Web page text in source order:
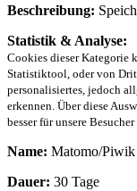
Beschreibung:
Statistik & Analyse:
Cookies dieser Kategorie
Statistiktool, oder von
personalisiertes, jedoch
erkennen. Über diese
besser für unsere
Name: Matomo/Piwik
Dauer: 30 Tage